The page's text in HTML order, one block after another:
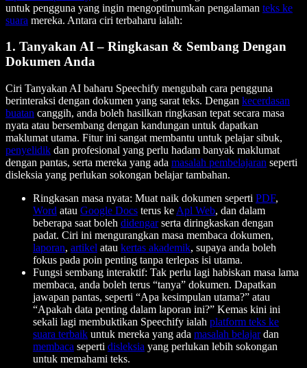
untuk pengguna yang ingin mengoptimumkan pengalaman teks ke
suara mereka. Antara ciri terbaharu ialah:
1. Tanyakan AI – Ringkasan & Sembang Dengan
Dokumen Anda
Ciri Tanyakan AI baharu Speechify mengubah cara pengguna
berinteraksi dengan dokumen yang sarat teks. Dengan kecerdasan
buatan canggih, anda boleh hasilkan ringkasan tepat secara masa
nyata atau bersembang dengan kandungan untuk dapatkan
maklumat utama. Fitur ini sangat membantu untuk pelajar sibuk,
penyelidik dan profesional yang perlu hadam banyak maklumat
dengan pantas, serta mereka yang ada masalah pembelajaran seperti
disleksia yang perlukan sokongan belajar tambahan.
Ringkasan masa nyata: Muat naik dokumen seperti PDF,
Word atau Google Docs terus ke Apl Web, dan dalam
beberapa saat boleh didengarserta diringkaskan dengan
padat. Ciri ini mengurangkan masa membaca dokumen,
laporan, artikel atau kertas akademik, supaya anda boleh
fokus pada poin penting tanpa terlepas isi utama.
Fungsi sembang interaktif: Tak perlu lagi habiskan masa lama
membaca, anda boleh terus “tanya” dokumen. Dapatkan
jawapan pantas, seperti “Apa kesimpulan utama?” atau
“Apakah data penting dalam laporan ini?” Kemas kini ini
sekali lagi membuktikan Speechify ialah platform teks ke
suara terbaik untuk mereka yang ada masalah belajardan
membaca seperti disleksia yang perlukan lebih sokongan
untuk memahami teks.